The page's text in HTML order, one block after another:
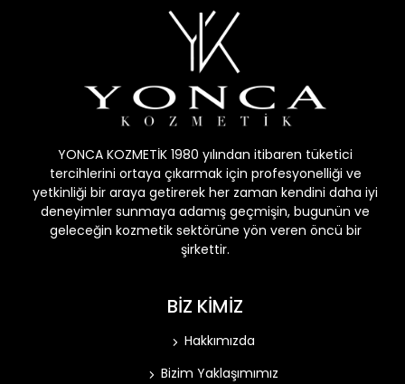
YONCA KOZMETİK 1980 yılından itibaren tüketici
tercihlerini ortaya çıkarmak için profesyonelliği ve
yetkinliği bir araya getirerek her zaman kendini daha iyi
deneyimler sunmaya adamış geçmişin, bugunün ve
geleceğin kozmetik sektörüne yön veren öncü bir
şirkettir.
BİZ KİMİZ
Hakkımızda
Bizim Yaklaşımımız